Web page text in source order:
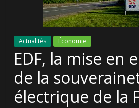
Actualités Économie
EDF, la mise en
de la
électrique de la